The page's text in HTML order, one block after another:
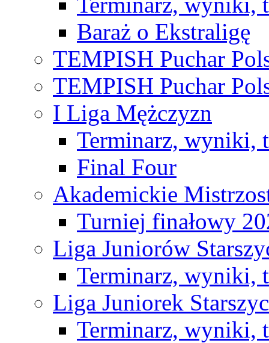
Baraż o Ekstraligę
TEMPISH Puchar
TEMPISH Puchar
I Liga Mężczyzn
Terminarz, wyniki,
Final Four
Akademickie
Turniej finałowy
Liga Juniorów
Terminarz, wyniki,
Liga Juniorek
Terminarz, wyniki,